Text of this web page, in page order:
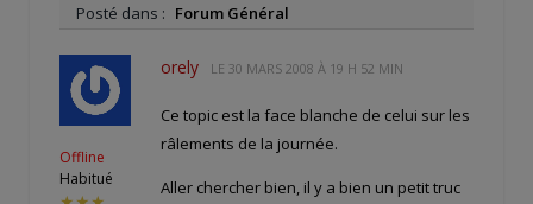
Posté dans : Forum Général
Offline
Habitué
orely LE 30 MARS 2008 À 19 H 52 MIN
Ce topic est la face blanche de celui sur les
râlements de la journée.
Aller chercher bien, il y a bien un petit truc